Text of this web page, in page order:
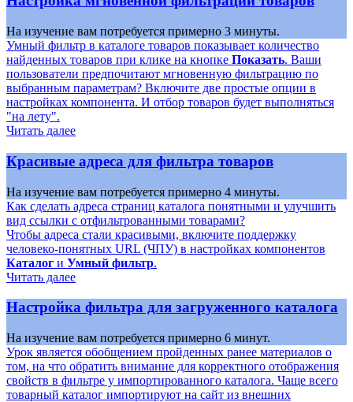
На изучение вам потребуется примерно 3 минуты.
Умный фильтр в каталоге товаров показывает количество
найденных товаров при клике на кнопке Показать. Ваши
пользователи предпочитают мгновенную фильтрацию по
выбранным параметрам? Включите две простые опции в
настройках компонента. И отбор товаров будет выполняться
"на лету".
Читать далее
Красивые адреса для фильтра товаров
На изучение вам потребуется примерно 4 минуты.
Как сделать адреса страниц каталога понятными и улучшить
вид ссылки с отфильтрованными товарами?
Чтобы адреса стали красивыми, включите поддержку
человеко-понятных URL (ЧПУ) в настройках компонентов
Каталог и Умный фильтр.
Читать далее
Настройка фильтра для загруженного каталога
На изучение вам потребуется примерно 6 минут.
Урок является обобщением пройденных ранее материалов о
том, на что обратить внимание для корректного отображения
свойств в фильтре у импортированного каталога. Чаще всего
товарный каталог импортируют на сайт из внешних